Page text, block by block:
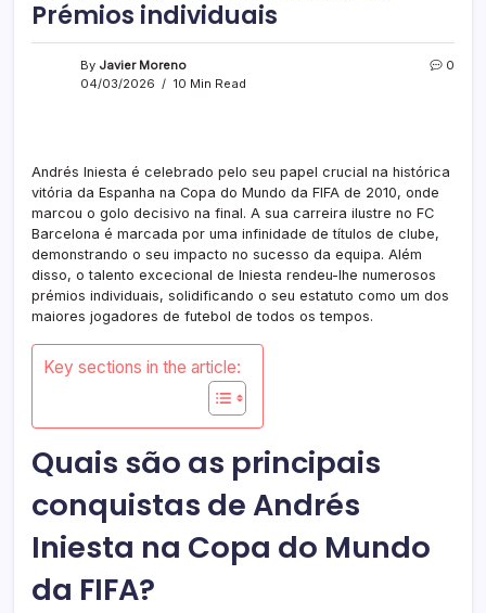
Prémios individuais
By Javier Moreno
04/03/2026
10 Min Read
0
Andrés Iniesta é celebrado pelo seu papel crucial na histórica
vitória da Espanha na Copa do Mundo da FIFA de 2010, onde
marcou o golo decisivo na final. A sua carreira ilustre no FC
Barcelona é marcada por uma infinidade de títulos de clube,
demonstrando o seu impacto no sucesso da equipa. Além
disso, o talento excecional de Iniesta rendeu-lhe numerosos
prémios individuais, solidificando o seu estatuto como um dos
maiores jogadores de futebol de todos os tempos.
Key sections in the article:
Quais são as principais
conquistas de Andrés
Iniesta na Copa do Mundo
da FIFA?